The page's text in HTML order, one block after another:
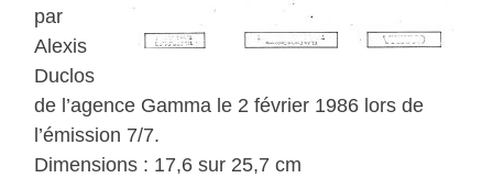
par
Alexis
Duclos
de l’agence Gamma le 2 février 1986 lors de
l’émission 7/7.
Dimensions : 17,6 sur 25,7 cm